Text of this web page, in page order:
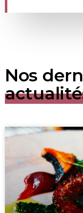
Nos